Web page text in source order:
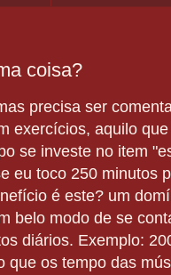
coisa?
precisa ser
exercícios, aquilo
se investe no item
eu toco 250 minutos
é este? um
belo modo de se
diários. Exemplo:
que os tempo das